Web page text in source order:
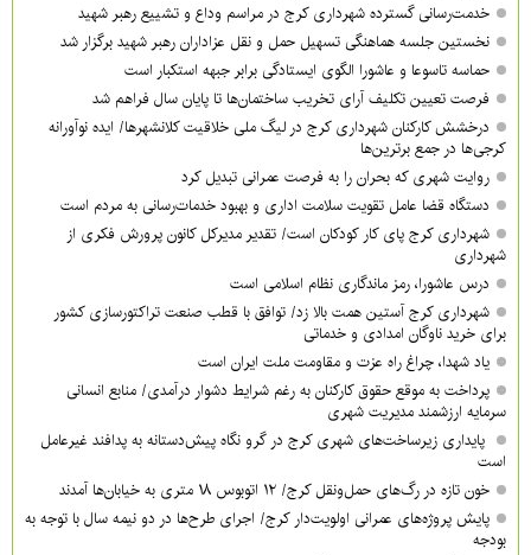
خدمت‌رسانی گسترده شهرداری کرج در مراسم وداع و تشییع رهبر شهید
نخستین جلسه هماهنگی تسهیل حمل و نقل عزاداران رهبر شهید برگزار شد
حماسه تاسوعا و عاشورا الگوی ایستادگی برابر جبهه استکبار است
فرصت تعیین تکلیف آرای تخریب ساختمان‌ها تا پایان سال فراهم شد
درخشش کارکنان شهرداری کرج در لیگ ملی خلاقیت کلانشهرها/ ایده نوآورانه
کرجی‌ها در جمع برترین‌ها
روایت شهری که بحران را به فرصت عمرانی تبدیل کرد
دستگاه قضا عامل تقویت سلامت اداری و بهبود خدمات‌رسانی به مردم است
شهرداری کرج پای کار کودکان است/ تقدیر مدیرکل کانون پرورش فکری از
شهرداری
درس عاشورا، رمز ماندگاری نظام اسلامی است
شهرداری کرج آستین همت بالا زد/ توافق با قطب صنعت تراکتورسازی کشور
برای خرید ناوگان امدادی و خدماتی
یاد شهدا، چراغ راه عزت و مقاومت ملت ایران است
پرداخت به موقع حقوق کارکنان به رغم شرایط دشوار درآمدی/ منابع انسانی
سرمایه ارزشمند مدیریت شهری
پایداری زیرساخت‌های شهری کرج در گرو نگاه پیش‌دستانه به پدافند غیرعامل
است
خون تازه در رگ‌های حمل‌ونقل کرج/ ۱۲ اتوبوس ۱۸ متری به خیابان‌ها آمدند
پایش پروژه‌های عمرانی اولویت‌دار کرج/ اجرای طرح‌ها در دو نیمه سال با توجه به
بودجه